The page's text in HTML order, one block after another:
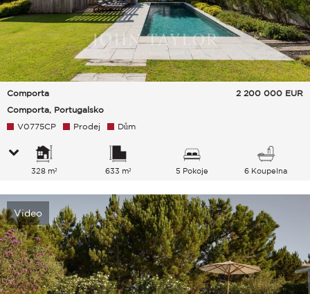
Comporta
Comporta, Portugalsko
2 200 000 EUR
V0775CP Prodej Dům
328 m² 633 m² 5 Pokoje 6 Koupelna
Video